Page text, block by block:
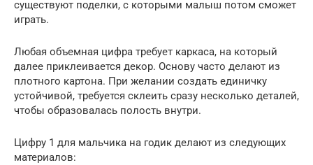
существуют поделки, с которыми малыш потом сможет
играть.
Любая объемная цифра требует каркаса, на который
далее приклеивается декор. Основу часто делают из
плотного картона. При желании создать единичку
устойчивой, требуется склеить сразу несколько деталей,
чтобы образовалась полость внутри.
Цифру 1 для мальчика на годик делают из следующих
материалов: